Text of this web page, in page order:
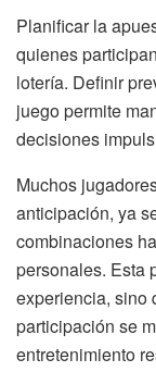
Planificar la
quienes
lotería. Definir
juego permite
decisiones
Muchos
anticipación, ya
combinaciones
personales. Esta
experiencia, sino
participación se
entretenimiento